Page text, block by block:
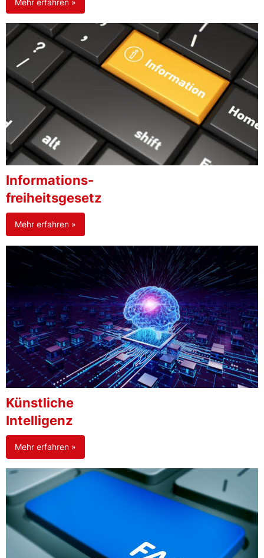
Informations-
freiheitsgesetz
Mehr erfahren »
Künstliche
Intelligenz
Mehr erfahren »